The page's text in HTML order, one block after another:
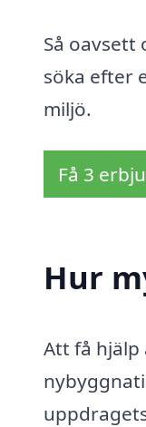
Så
söka efter
miljö.
Få 3
Hur
Att få hjälp